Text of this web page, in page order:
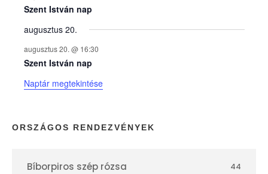
e
k
n
a
p
Szent István nap
augusztus 20.
augusztus 20. @ 16:30
Szent István nap
Naptár megtekintése
ORSZÁGOS RENDEZVÉNYEK
Bíborpiros szép rózsa 44